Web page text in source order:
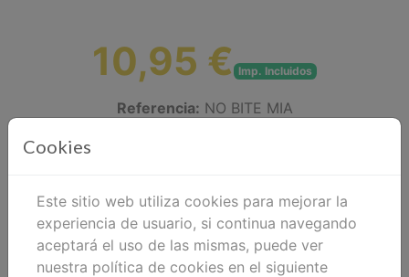
10,95 € Imp. Incluidos
Referencia: NO BITE MIA
Compartir
Cookies
Este sitio web utiliza cookies para mejorar la
experiencia de usuario, si continua navegando
aceptará el uso de las mismas, puede ver
nuestra política de cookies en el siguiente